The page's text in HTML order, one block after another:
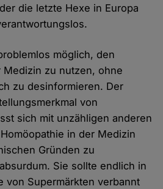
die letzte Hexe in Europa
möglich, den
zu nutzen, ohne
zu desinformieren. Der
von
sich mit unzähligen anderen
in der Medizin
Gründen zu
Sie sollte endlich in
von Supermärkten verbannt